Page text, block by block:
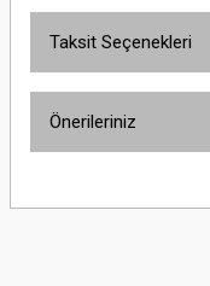
Taksit Seçenekleri
Önerileriniz
yetersiz gördüğünüz